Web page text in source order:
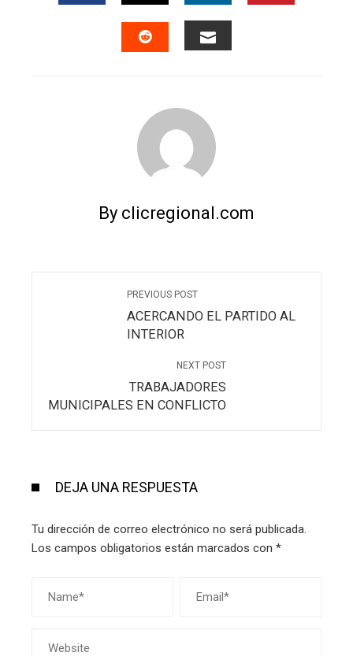
FACEBOOKTWITTERLINKEDIN
By clicregional.com
PREVIOUS POST
ACERCANDO EL PARTIDO AL
INTERIOR
NEXT POST
TRABAJADORES
MUNICIPALES EN CONFLICTO
DEJA UNA RESPUESTA
Tu dirección de correo electrónico no será publicada.
Los campos obligatorios están marcados con *